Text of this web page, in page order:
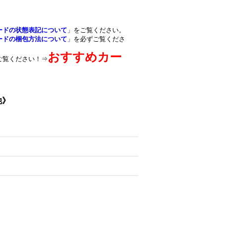
ドの状態表記について 」をご覧ください。
ドの梱包方法について 」を必ずご覧くださ
覧ください！⇒ おすすめカー